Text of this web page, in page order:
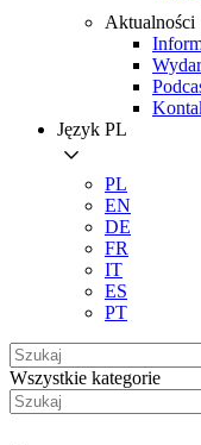
Aktualności
Język PL
PL
EN
DE
FR
IT
ES
PT
Wszystkie kategorie